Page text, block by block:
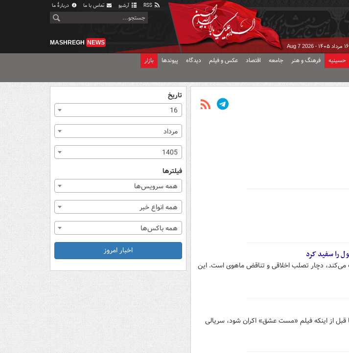
آرشیو تماس با ما دربارهٔ ما
Aug 7 2026
MASHREGH NEWS
حسینیه فرهنگ و هنر جامعه اقتصاد عکس و فیلم دیدگاه پیوندها بازار
می‌کند، دچار تصلب اخلاقی و تناقض ماهوی است. این
قبل از اینکه فیلم «مست عشق» اکران شود، سریالی
تاریخ
16
مرداد
1405
فیلترها
همه سرویس‌ها
همه انواع خبر
همه باکس‌ها
اخبار امروز